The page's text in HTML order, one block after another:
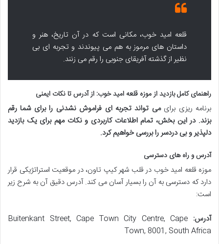
قلعه امید خوب، مکانی است که در آن تاریخ، هنر و
داستان های مرموز به هم می پیوندند و تجربه ای بی
نظیر از گذشته آفریقای جنوبی را رقم می زنند.
راهنمای کامل بازدید از موزه قلعه امید خوب: از آدرس تا نکات ایمنی
برنامه ریزی برایمی تواند تجربه ای فراموش نشدنی را برای شما رقم
بزند. در این بخش، تمام اطلاعات کاربردی و نکات مهم برای یک بازدید
دلپذیر و بی دردسر را بررسی خواهیم کرد.
آدرس و راه های دسترسی
موزه قلعه امید خوب در قلب شهر کیپ تاون، در موقعیت استراتژیکی قرار
دارد که دسترسی به آن را بسیار آسان می کند. آدرس دقیق آن به شرح زیر
است:
آدرس: Buitenkant Street, Cape Town City Centre, Cape
Town, 8001, South Africa